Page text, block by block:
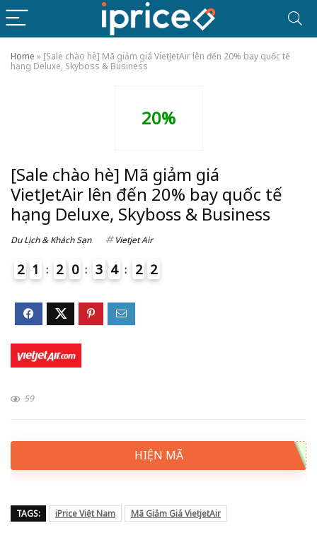
Home » [Sale chào hè] Mã giảm giá VietJetAir lên đến 20% bay quốc tế
hạng Deluxe, Skyboss & Business
20%
[Sale chào hè] Mã giảm giá
VietJetAir lên đến 20% bay quốc tế
hạng Deluxe, Skyboss & Business
Du Lịch & Khách Sạn Vietjet Air
2 1 2 0 3 4 2 2
59
HIỆN MÃ
TAGS: iPrice Việt Nam Mã Giảm Giá VietjetAir